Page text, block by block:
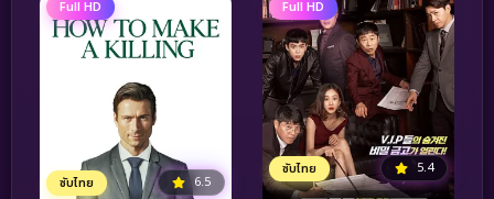
Full HD
ซับไทย 6.5
Full HD
ซับไทย 5.4